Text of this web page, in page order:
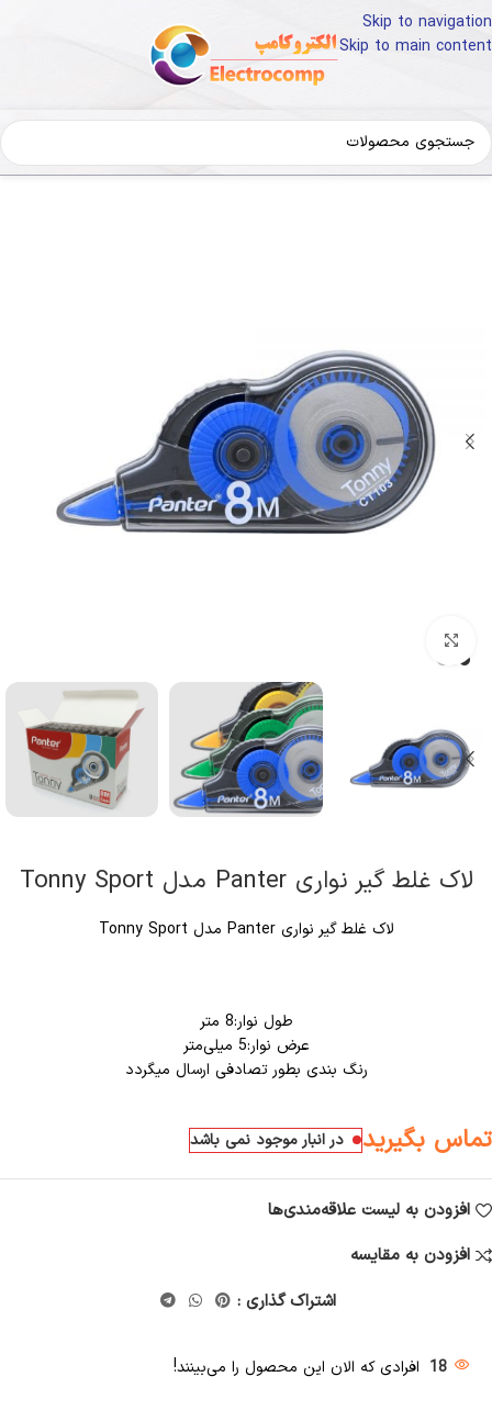
Skip to navigation
Skip to main content
خانه لوازم تحریر و هنر نوشت افزار پاک کن و غلط گیر
لاک غلط گیر نواری Panter مدل Tonny Sport
لاک غلط گیر نواری Panter مدل Tonny Sport
طول نوار:8 متر
عرض نوار:5 میلی‌متر
رنگ بندی بطور تصادفی ارسال میگردد
تماس بگیرید در انبار موجود نمی باشد
افزودن به لیست علاقه‌مندی‌ها
افزودن به مقایسه
اشتراک گذاری :
18 افرادی که الان این محصول را می‌بینند!